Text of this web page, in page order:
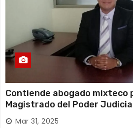
Contiende abogado mixteco
Magistrado del Poder
Huajuapan de León
Mar 31, 2025